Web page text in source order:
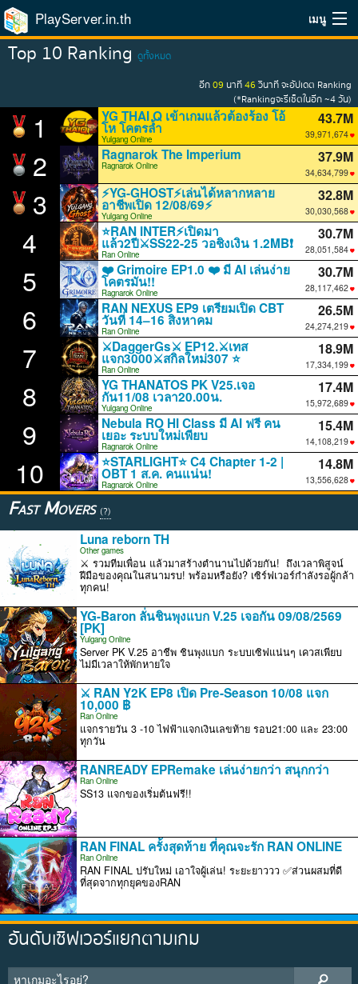
PlayServer.in.th เมนู
Home
วิธีจัดอันดับ
วิธีใช้
บริการเสริม
ระบบสมาชิก
Top 10 Ranking ดูทั้งหมด
อีก09 นาที45วินาทีจะอัปเดต Ranking
(*Rankingจะรีเซ็ตในอีก ~4 วัน)
1 YG THAI Q เข้าเกมแล้วต้องร้อง โอ้
โห โคตรล้ำ
Yulgang Online
43.7M
43,766,358
2 Ragnarok The Imperium
Ragnarok Online
37.9M
37,922,830
3 ⚡YG-GHOST⚡เล่นได้หลากหลาย
อาชีพเปิด 12/08/69⚡
Yulgang Online
32.8M
32,881,500
4 ⭐RAN INTER⚡เปิดมา
แล้ว2ปี⚔️SS22-25 วอชิงเงิน 1.2MB❗
Ran Online
30.7M
30,714,642
5 ❤️ Grimoire EP1.0 ❤️ มี AI เล่นง่าย
โคตรมัน!!
Ragnarok Online
30.7M
30,786,774
6 RAN NEXUS EP9 เตรียมเปิด CBT
วันที่ 14–16 สิงหาคม
Ran Online
26.5M
26,578,676
7 ⚔️DaggerGs⚔️ EP12.⚔️เทส
แจก3000⚔️สกิลใหม่307 ⭐
Ran Online
18.9M
18,979,810
8 YG THANATOS PK V25.เจอ
กัน11/08 เวลา20.00น.
Yulgang Online
17.4M
17,489,046
9 Nebula RO HI Class มี AI ฟรี คน
เยอะ ระบบใหม่เพียบ
Ragnarok Online
15.4M
15,447,574
10 ⭐STARLIGHT⭐ C4 Chapter 1-2 |
OBT 1 ส.ค. คนแน่น!
Ragnarok Online
14.8M
14,843,618
Fast Movers(?)
Luna reborn TH
Other games
⚔️ รวมทีมเพื่อน แล้วมาสร้างตำนานไปด้วยกัน! ️ ถึงเวลาพิสูจน์
ฝีมือของคุณในสนามรบ! พร้อมหรือยัง? เซิร์ฟเวอร์กำลังรอผู้กล้า
ทุกคน!
YG-Baron ลั่นชินพุงแบก V.25 เจอกัน 09/08/2569
[PK]
Yulgang Online
Server PK V.25 อาชีพ ชินพุงแบก ระบบเซิฟแน่นๆ เควสเพียบ
ไม่มีเวลาให้พักหายใจ
⚔️ RAN Y2K EP8 เปิด Pre-Season 10/08 แจก
10,000 ฿
Ran Online
แจกรายวัน 3 -10 ไฟฟ้าแจกเงินเลขท้าย รอบ21:00 และ 23:00
ทุกวัน
RANREADY EPRemake เล่นง่ายกว่า สนุกกว่า
Ran Online
SS13 แจกของเริ่มต้นฟรี!!
RAN FINAL ครั้งสุดท้าย ที่คุณจะรัก RAN ONLINE
Ran Online
RAN FINAL ปรับใหม่ เอาใจผู้เล่น! ระยะยาววว ✅ส่วนผสมที่ดี
ที่สุดจากทุกยุคของRAN
อันดับเซิฟเวอร์แยกตามเกม